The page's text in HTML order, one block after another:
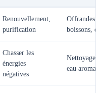
Renouvellement,
purification
Offrandes,
boissons,
Chasser les
énergies
négatives
Nettoyage,
eau